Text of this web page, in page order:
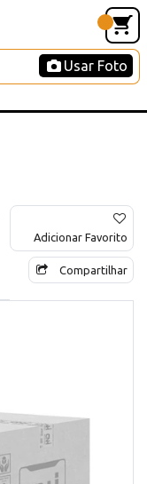
Usar Foto
Adicionar Favorito
Compartilhar